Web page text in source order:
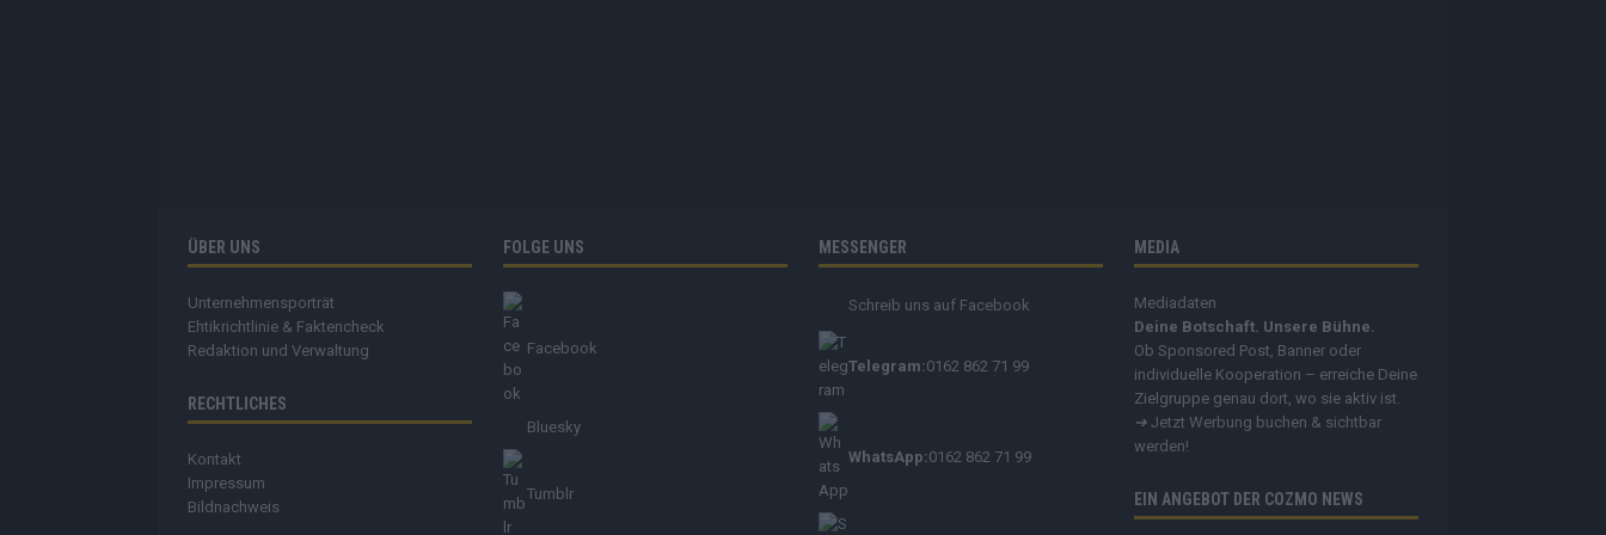
ÜBER UNS
Unternehmensporträt
Ehtikrichtlinie & Faktencheck
Redaktion und Verwaltung
RECHTLICHES
Kontakt
Impressum
Bildnachweis
FOLGE UNS
Facebook
Bluesky
Tumblr
MESSENGER
Schreib uns auf Facebook
Telegram:0162 862 71 99
WhatsApp:0162 862 71 99
MEDIA
Mediadaten
Deine Botschaft. Unsere Bühne.
Ob Sponsored Post, Banner oder
individuelle Kooperation – erreiche Deine
Zielgruppe genau dort, wo sie aktiv ist.
➔ Jetzt Werbung buchen & sichtbar
werden!
EIN ANGEBOT DER COZMO NEWS